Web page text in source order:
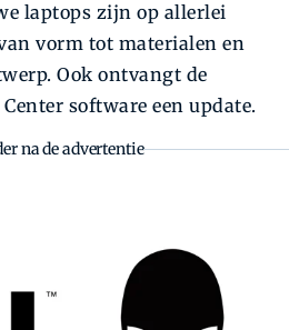
laptops zijn op allerlei
vorm tot materialen en
Ook ontvangt de
software een update.
na de advertentie